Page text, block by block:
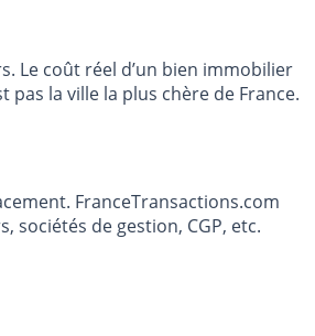
Le coût réel d’un bien immobilier
pas la ville la plus chère de France.
FranceTransactions.com
sociétés de gestion, CGP, etc.